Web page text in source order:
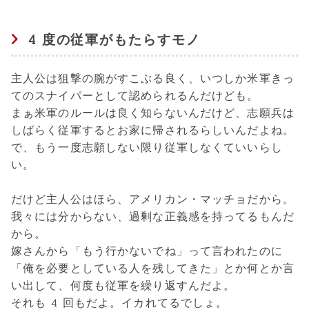
4 度の従軍がもたらすモノ
主人公は狙撃の腕がすこぶる良く、いつしか米軍きっ
てのスナイパーとして認められるんだけども。
まぁ米軍のルールは良く知らないんだけど、志願兵は
しばらく従軍するとお家に帰されるらしいんだよね。
で、もう一度志願しない限り従軍しなくていいらし
い。
だけど主人公はほら、アメリカン・マッチョだから。
我々には分からない、過剰な正義感を持ってるもんだ
から。
嫁さんから「もう行かないでね」って言われたのに
「俺を必要としている人を残してきた」とか何とか言
い出して、何度も従軍を繰り返すんだよ。
それも 4 回もだよ。イカれてるでしょ。